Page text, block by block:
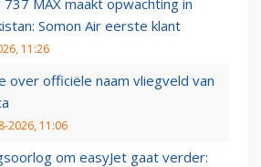
Somon Air eerste klant
11:26
over officiële naam vliegveld van
2026, 11:06
om easyJet gaat verder: